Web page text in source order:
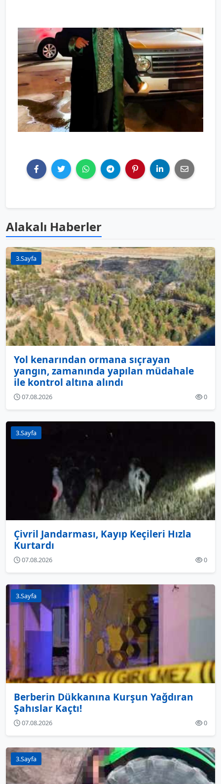
Alakalı Haberler
3.Sayfa
Yol kenarından ormana sıçrayan
yangın, zamanında yapılan müdahale
ile kontrol altına alındı
07.08.2026 0
3.Sayfa
Çivril Jandarması, Kayıp Keçileri Hızla
Kurtardı
07.08.2026 0
3.Sayfa
Berberin Dükkanına Kurşun Yağdıran
Şahıslar Kaçtı!
07.08.2026 0
3.Sayfa